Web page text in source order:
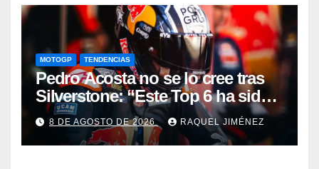
MOTOGP TENDENCIAS
Pedro Acosta no se lo cree tras
Silverstone: “Este Top 6 ha sido
una sorpresa”
8 DE AGOSTO DE 2026 RAQUEL JIMÉNEZ